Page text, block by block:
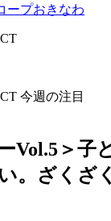
ープおきなわ
Vol.5＞子
。ざくざ